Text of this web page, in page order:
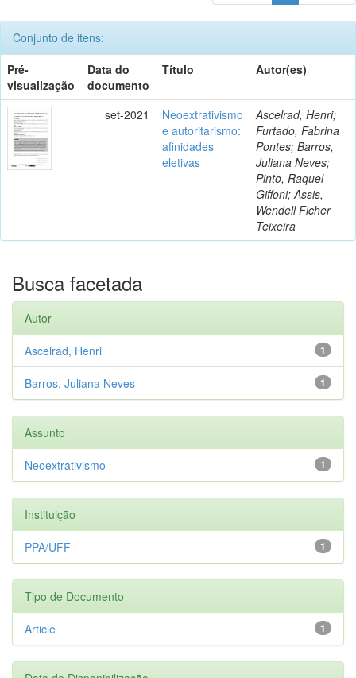
Conjunto de itens:
Pré-
visualização
Data do
documento
Título Autor(es)
set-2021
Neoextrativismo
e autoritarismo:
afinidades
eletivas
Ascelrad, Henri;
Furtado, Fabrina
Pontes; Barros,
Juliana Neves;
Pinto, Raquel
Giffoni; Assis,
Wendell Ficher
Teixeira
Busca facetada
Autor
1
Ascelrad, Henri
1
Barros, Juliana Neves
Assunto
1
Neoextrativismo
Instituição
1
PPA/UFF
Tipo de Documento
1
Article